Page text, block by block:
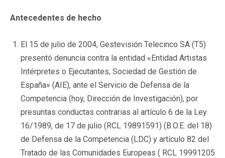
Antecedentes de hecho
El 15 de julio de 2004, Gestevisión Telecinco SA (T5)
presentó denuncia contra la entidad «Entidad Artistas
Intérpretes o Ejecutantes, Sociedad de Gestión de
España» (AIE), ante el Servicio de Defensa de la
Competencia (hoy, Dirección de Investigación), por
presuntas conductas contrarias al artículo 6 de la Ley
16/1989, de 17 de julio (RCL 19891591) (B.O.E. del 18)
de Defensa de la Competencia (LDC) y artículo 82 del
Tratado de las Comunidades Europeas ( RCL 19991205